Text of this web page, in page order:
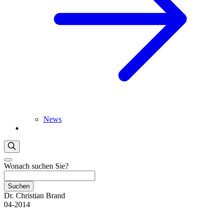
News
Wonach suchen Sie?
Suchen
Dr. Christian Brand
04-2014